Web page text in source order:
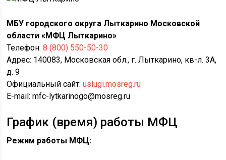
МБУ городского округа Лыткарино Московской
области «МФЦ Лыткарино»
Телефон:8 (800) 550-50-30
Адрес: 140083, Московская обл., г. Лыткарино, кв-л. 3А,
д. 9
Официальный сайт:uslugi.mosreg.ru
E-mail: mfc-lytkarinogo@mosreg.ru
График (время) работы МФЦ
Режим работы МФЦ: